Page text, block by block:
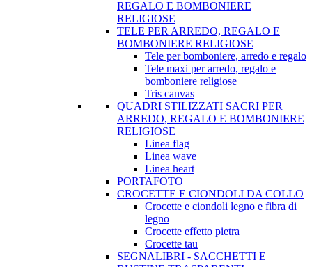
REGALO E BOMBONIERE
RELIGIOSE
TELE PER ARREDO, REGALO E
BOMBONIERE RELIGIOSE
Tele per bomboniere, arredo e regalo
Tele maxi per arredo, regalo e
bomboniere religiose
Tris canvas
QUADRI STILIZZATI SACRI PER
ARREDO, REGALO E BOMBONIERE
RELIGIOSE
Linea flag
Linea wave
Linea heart
PORTAFOTO
CROCETTE E CIONDOLI DA COLLO
Crocette e ciondoli legno e fibra di
legno
Crocette effetto pietra
Crocette tau
SEGNALIBRI - SACCHETTI E